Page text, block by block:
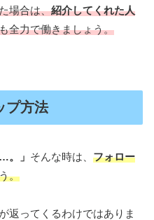
場合は、紹介してくれた人
全力で働きましょう。
プ方法
。」 そんな時は、 フォロー
。
返ってくるわけではありま